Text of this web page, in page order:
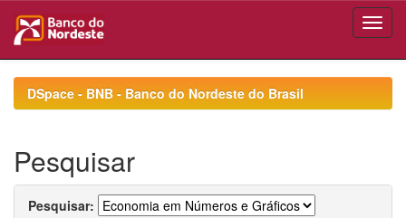
navigationDSpace - BNB - Banco do Nordeste do Brasil
Pesquisar
Pesquisar: